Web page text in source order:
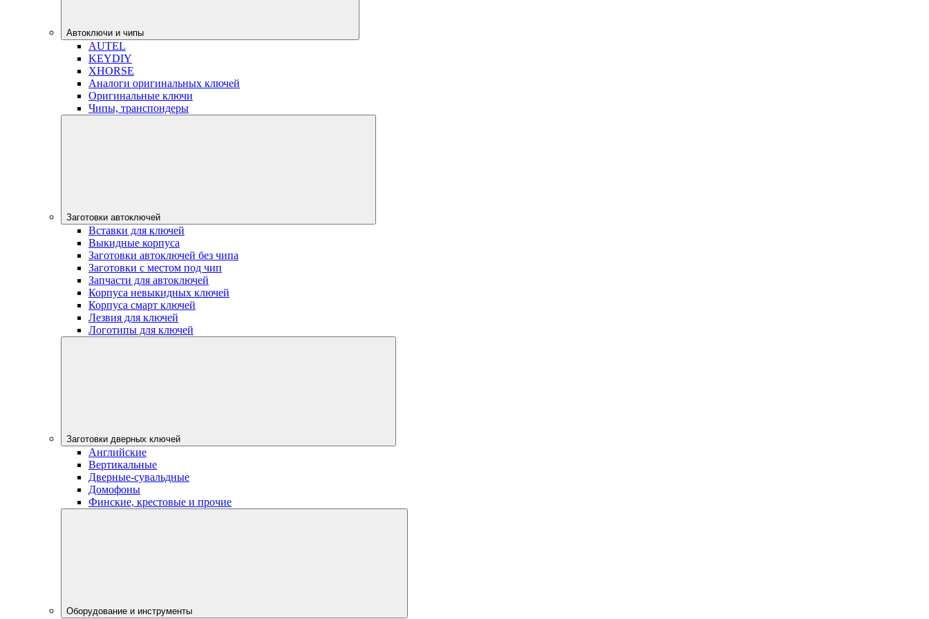
Автоключи и чипы
AUTEL
KEYDIY
XHORSE
Аналоги оригинальных ключей
Оригинальные ключи
Чипы, транспондеры
Заготовки автоключей
Вставки для ключей
Выкидные корпуса
Заготовки автоключей без чипа
Заготовки с местом под чип
Запчасти для автоключей
Корпуса невыкидных ключей
Корпуса смарт ключей
Лезвия для ключей
Логотипы для ключей
Заготовки дверных ключей
Английские
Вертикальные
Дверные-сувальдные
Домофоны
Финские, крестовые и прочие
Оборудование и инструменты